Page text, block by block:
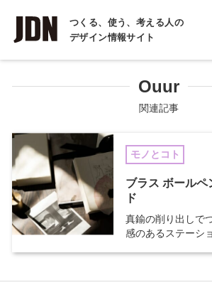
つくる、使う、考える人の
デザイン情報サイト
INTERVIEW
インタビュー
COLUMN
コラム
Ouur
関連記事
モノとコト
ブラス ボールペ
ド
真鍮の削り出しで
感のあるステーシ